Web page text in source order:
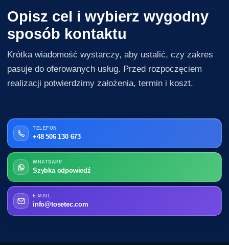
Opisz cel i wybierz wygodny
sposób kontaktu
Krótka wiadomość wystarczy, aby ustalić, czy zakres
pasuje do oferowanych usług. Przed rozpoczęciem
realizacji potwierdzimy założenia, termin i koszt.
TELEFON
+48 506 130 673
WHATSAPP
Szybka odpowiedź
E-MAIL
info@tosetec.com